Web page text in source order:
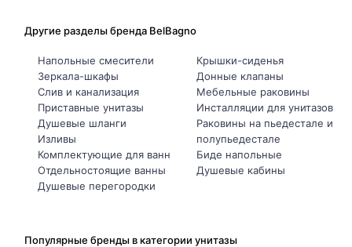
Другие разделы бренда BelBagno
Напольные смесители
Зеркала-шкафы
Слив и канализация
Приставные унитазы
Душевые шланги
Изливы
Комплектующие для ванн
Отдельностоящие ванны
Душевые перегородки
Крышки-сиденья
Донные клапаны
Мебельные раковины
Инсталляции для унитазов
Раковины на пьедестале и
полупьедестале
Биде напольные
Душевые кабины
Популярные бренды в категории унитазы